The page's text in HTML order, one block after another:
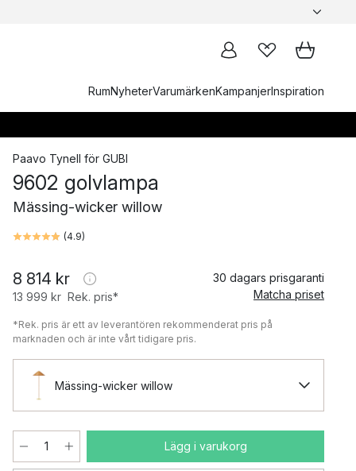
RumNyheterVarumärkenKampanjerInspiration
Paavo Tynell för GUBI
9602 golvlampa
Mässing-wicker willow
(4.9)
8 814 kr
13 999 kr Rek. pris*
30 dagars prisgaranti
Matcha priset
*Rek. pris är ett av leverantören rekommenderat pris på
marknaden och är inte vårt tidigare pris.
Mässing-wicker willow
Lägg i varukorg